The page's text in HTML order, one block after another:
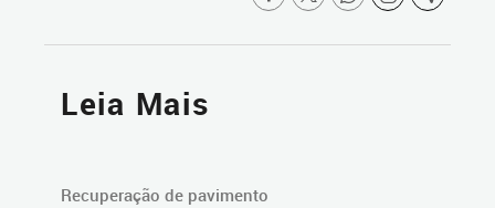
Leia Mais
Recuperação de pavimento